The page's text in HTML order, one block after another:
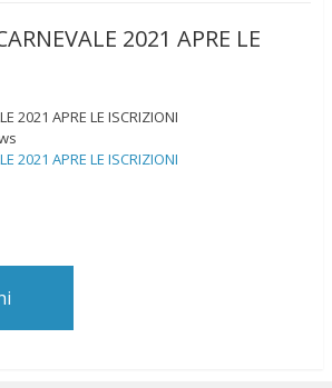
2021 APRE LE
2021 APRE LE ISCRIZIONI
2021 APRE LE ISCRIZIONI